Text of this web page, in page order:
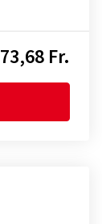
73,68 Fr.